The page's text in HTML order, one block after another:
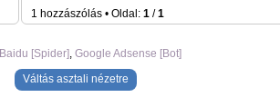
1 hozzászólás • Oldal: 1 /1
Baidu [Spider], Google Adsense [Bot]
Váltás asztali nézetre